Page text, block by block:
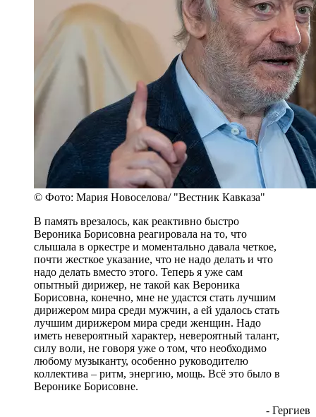
© Фото: Мария Новоселова/ "Вестник Кавказа"
В память врезалось, как реактивно быстро
Вероника Борисовна реагировала на то, что
слышала в оркестре и моментально давала четкое,
почти жесткое указание, что не надо делать и что
надо делать вместо этого. Теперь я уже сам
опытный дирижер, не такой как Вероника
Борисовна, конечно, мне не удастся стать лучшим
дирижером мира среди мужчин, а ей удалось стать
лучшим дирижером мира среди женщин. Надо
иметь невероятный характер, невероятный талант,
силу воли, не говоря уже о том, что необходимо
любому музыканту, особенно руководителю
коллектива – ритм, энергию, мощь. Всё это было в
Веронике Борисовне.
- Гергиев